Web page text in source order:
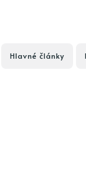
Hlavné články